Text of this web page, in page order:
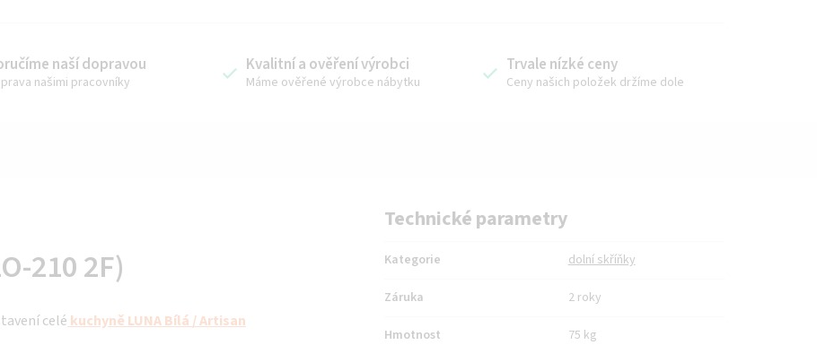
naší dopravou
našimi pracovníky
Kvalitní a ověření výrobci
Máme ověřené výrobce nábytku
Trvale nízké ceny
Ceny našich položek držíme dole
210 2F)
celé kuchyně LUNA Bílá / Artisan
Technické parametry
Kategorie dolní skříňky
Záruka 2 roky
Hmotnost 75 kg